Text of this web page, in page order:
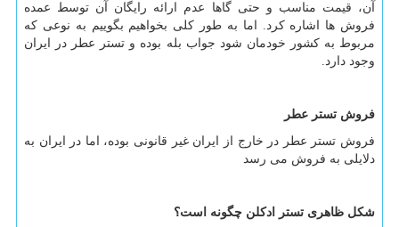
آن، قیمت مناسب و حتی گاها عدم ارائه رایگان آن توسط عمده
فروش ها اشاره کرد. اما به طور کلی بخواهیم بگوییم به نوعی که
مربوط به کشور خودمان شود جواب بله بوده و تستر عطر در ایران
وجود دارد.
فروش تستر عطر
فروش تستر عطر در خارج از ایران غیر قانونی بوده، اما در ایران به
دلایلی به فروش می رسد
شکل ظاهری تستر ادکلن چگونه است؟